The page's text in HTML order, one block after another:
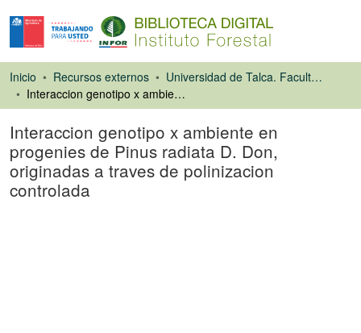
Inicio Recursos externos
Universidad de Talca. Facultad de Ciencias Forestales
Interaccion genotipo x ambiente en progenies de Pinus radiata D. Don, originadas a traves de polinizacion controlada
Interaccion genotipo x ambiente en
progenies de Pinus radiata D. Don,
originadas a traves de polinizacion
controlada